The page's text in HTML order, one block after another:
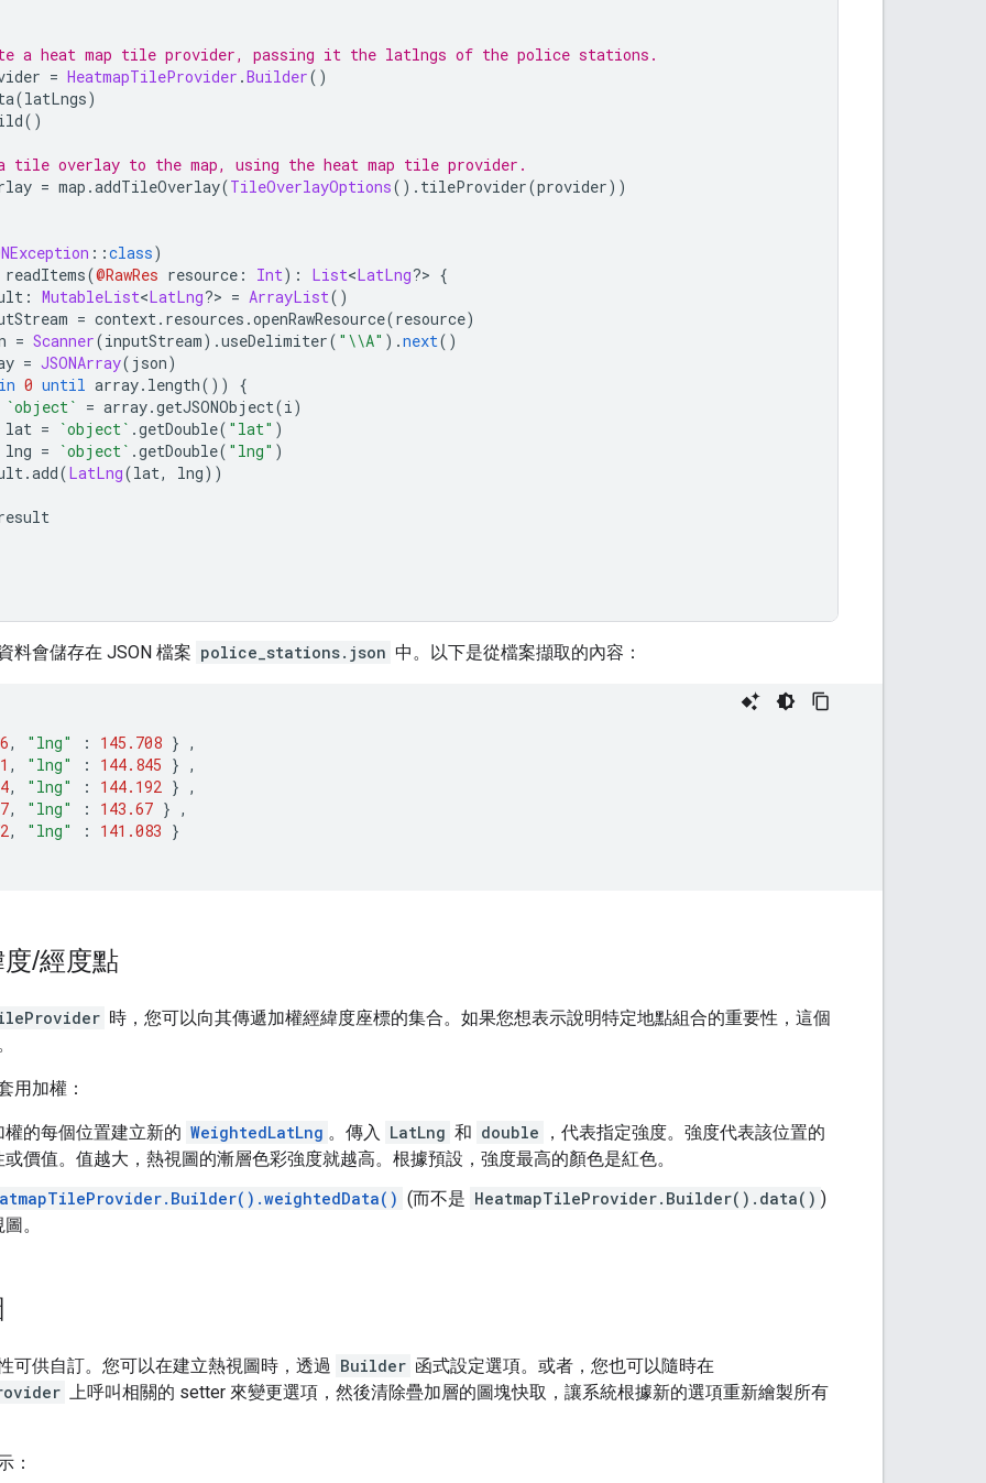
a heat map tile provider, passing it the latlngs of the police stations.
= HeatmapTileProvider .Builder()
(latLngs)
()
tile overlay to the map, using the heat map tile provider.
= map .addTileOverlay(TileOverlayOptions(). tileProvider(provider))
::class)
(@RawRes resource : Int): List<LatLng?> {
: MutableList<LatLng?> = ArrayList()
= context. resources .openRawResource(resource)
= Scanner(inputStream).useDelimiter( "\\A" ).next()
= JSONArray( json)
in 0 until array. length())
{
`object` = array.getJSONObject(i)
= `object` .getDouble( "lat" )
= `object` .getDouble( "lng" )
.add(LatLng(lat, lng))
料會儲存在 JSON 檔案 police_stations.json 中。以下是從檔案擷取的內容：
, "lng" : 145.708 } ,
, "lng" : 144.845 } ,
, "lng" : 144.192 } ,
, "lng" : 143.67 } ,
, "lng" : 141.083 }
度/經度點
時，您可以向其傳遞加權經緯度座標的集合。如果您想表示說明特定地點組合的重要性，這個
用加權：
權的每個位置建立新的 WeightedLatLng 。傳入 LatLng 和 double
，代表指定強度。強度代表該位置的
或價值。值越大，熱視圖的漸層色彩強度就越高。根據預設，強度最高的顏色是紅色。
(而不是 HeatmapTileProvider.Builder().data() )
。
可供自訂。您可以在建立熱視圖時，透過 Builder 函式設定選項。或者，您也可以隨時在
上呼叫相關的 setter 來變更選項，然後清除疊加層的圖塊快取，讓系統根據新的選項重新繪製所有
：